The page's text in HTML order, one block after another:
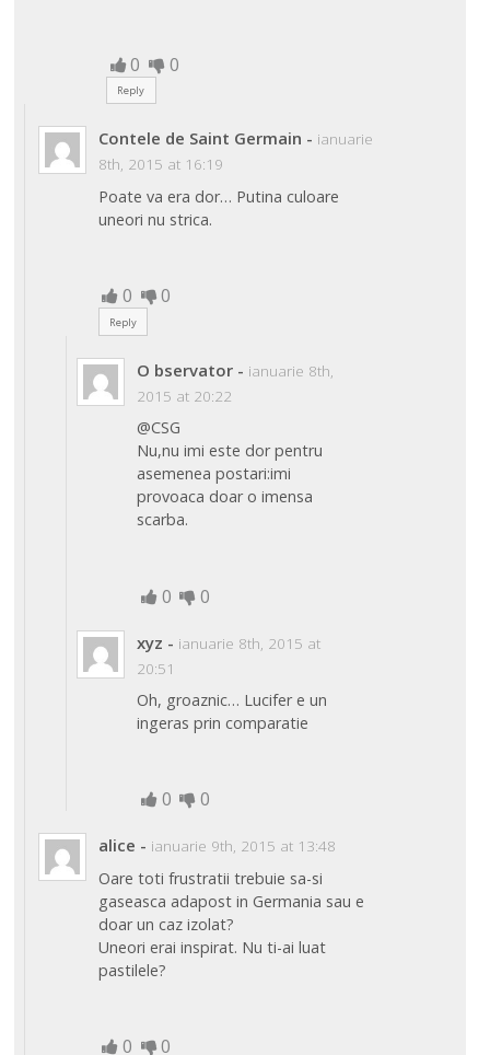
0 0
Reply
Contele de Saint Germain - ianuarie
8th, 2015 at 16:19
Poate va era dor… Putina culoare
uneori nu strica.
0 0
Reply
O bservator - ianuarie 8th,
2015 at 20:22
@CSG
Nu,nu imi este dor pentru
asemenea postari:imi
provoaca doar o imensa
scarba.
0 0
xyz - ianuarie 8th, 2015 at
20:51
Oh, groaznic… Lucifer e un
ingeras prin comparatie
0 0
alice - ianuarie 9th, 2015 at 13:48
Oare toti frustratii trebuie sa-si
gaseasca adapost in Germania sau e
doar un caz izolat?
Uneori erai inspirat. Nu ti-ai luat
pastilele?
0 0